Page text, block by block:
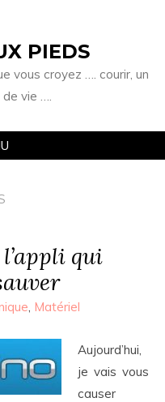
PIEDS
vous croyez …. courir, un
vie ….
qui
, Matériel
Aujourd’hui,
je vais vous
causer